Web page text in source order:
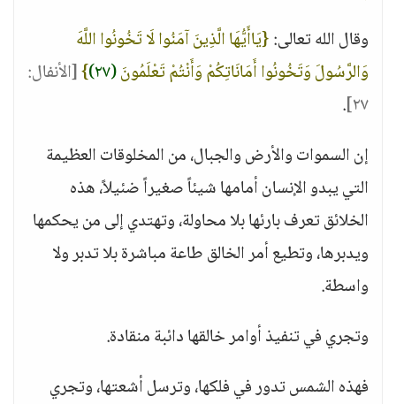
وقال الله تعالى:{يَاأَيُّهَا الَّذِينَ آمَنُوا لَا تَخُونُوا اللَّهَ
وَالرَّسُولَ وَتَخُونُوا أَمَانَاتِكُمْ وَأَنْتُمْ تَعْلَمُونَ(٢٧) }[الأنفال:
٢٧] .
إن السموات والأرض والجبال، من المخلوقات العظيمة
التي يبدو الإنسان أمامها شيئاً صغيراً ضئيلاً، هذه
الخلائق تعرف بارئها بلا محاولة، وتهتدي إلى من يحكمها
ويدبرها، وتطيع أمر الخالق طاعة مباشرة بلا تدبر ولا
واسطة.
وتجري في تنفيذ أوامر خالقها دائبة منقادة.
فهذه الشمس تدور في فلكها، وترسل أشعتها، وتجري